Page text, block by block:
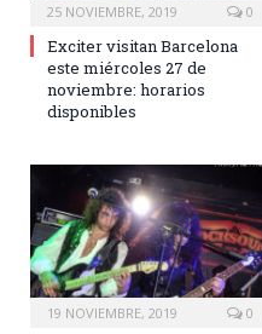
25 NOVIEMBRE, 2019 0
Exciter visitan Barcelona
este miércoles 27 de
noviembre: horarios
disponibles
19 NOVIEMBRE, 2019 0